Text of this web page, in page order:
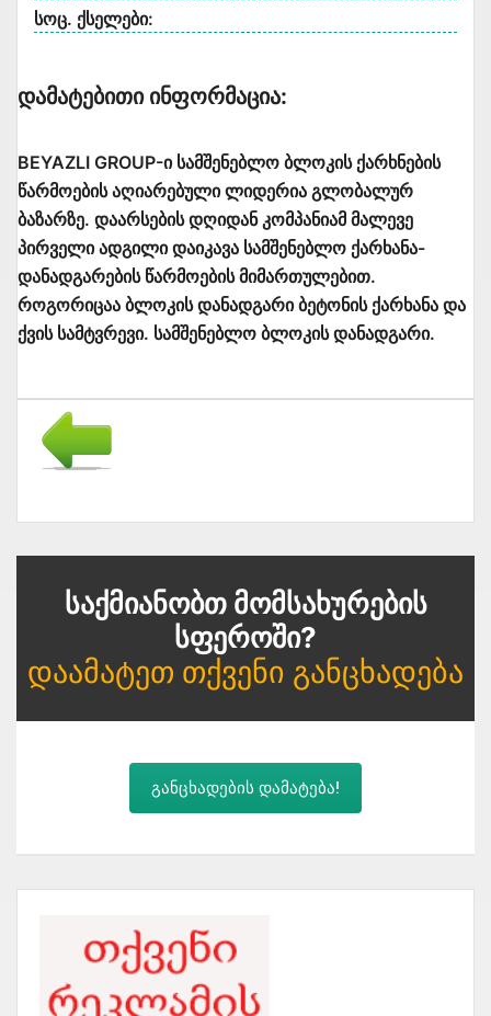
სოც. ქსელები:
Დამატებითი Ინფორმაცია:
BEYAZLI GROUP-ი სამშენებლო ბლოკის ქარხნების
წარმოების აღიარებული ლიდერია გლობალურ
ბაზარზე. დაარსების დღიდან კომპანიამ მალევე
პირველი ადგილი დაიკავა სამშენებლო ქარხანა-
დანადგარების წარმოების მიმართულებით.
როგორიცაა ბლოკის დანადგარი ბეტონის ქარხანა და
ქვის სამტვრევი. სამშენებლო ბლოკის დანადგარი.
Საქმიანობთ Მომსახურების
Სფეროში?
Დაამატეთ Თქვენი Განცხადება
განცხადების დამატება!